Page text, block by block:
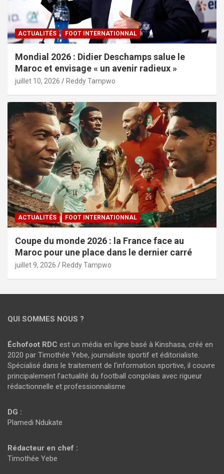
ACTUALITÉS FOOT INTERNATIONNAL
Mondial 2026 : Didier Deschamps salue le
Maroc et envisage « un avenir radieux »
juillet 10, 2026 Reddy Tampwo
ACTUALITÉS FOOT INTERNATIONNAL
Coupe du monde 2026 : la France face au
Maroc pour une place dans le dernier carré
juillet 9, 2026 Reddy Tampwo
QUI SOMMES NOUS ?
Échofoot RDC est un média en ligne basé à Kinshasa, créé en
2020 par Timothée Yebe, journaliste sportif et éditorialiste.
Spécialisé dans le traitement de l’information sportive, il couvre
principalement l’actualité du football congolais avec rigueur
rédactionnelle et professionnalisme
DG :
Plamedi Ndukate
Rédacteur en chef :
Timothée Yebe